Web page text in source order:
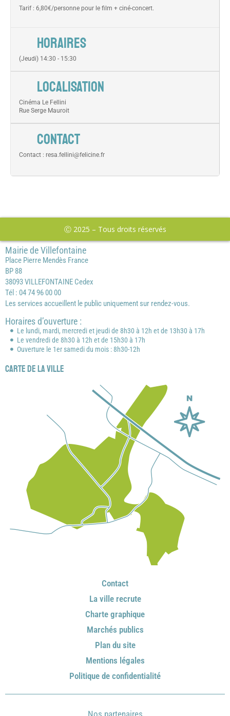
Tarif : 6,80€/personne pour le film + ciné-concert.
HORAIRES
(Jeudi) 14:30 - 15:30
LOCALISATION
Cinéma Le Fellini
Rue Serge Mauroit
CONTACT
Contact : resa.fellini@felicine.fr
Ⓒ 2025 – Tous droits réservés
Mairie de Villefontaine
Place Pierre Mendès France
BP 88
38093 VILLEFONTAINE Cedex
Tél : 04 74 96 00 00
Les services accueillent le public uniquement sur rendez-vous.
Horaires d’ouverture :
Le lundi, mardi, mercredi et jeudi de 8h30 à 12h et de 13h30 à 17h
Le vendredi de 8h30 à 12h et de 15h30 à 17h
Ouverture le 1er samedi du mois : 8h30-12h
Carte de la ville
Contact
La ville recrute
Charte graphique
Marchés publics
Plan du site
Mentions légales
Politique de confidentialité
Nos partenaires